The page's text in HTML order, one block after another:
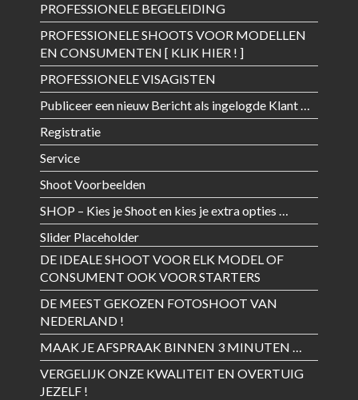
PROFESSIONELE BEGELEIDING
PROFESSIONELE SHOOTS VOOR MODELLEN
EN CONSUMENTEN [ KLIK HIER ! ]
PROFESSIONELE VISAGISTEN
Publiceer een nieuw Bericht als ingelogde Klant …
Registratie
Service
Shoot Voorbeelden
SHOP – Kies je Shoot en kies je extra opties …
Slider Placeholder
DE IDEALE SHOOT VOOR ELK MODEL OF
CONSUMENT OOK VOOR STARTERS
DE MEEST GEKOZEN FOTOSHOOT VAN
NEDERLAND !
MAAK JE AFSPRAAK BINNEN 3 MINUTEN …
VERGELIJK ONZE KWALITEIT EN OVERTUIG
JEZELF !